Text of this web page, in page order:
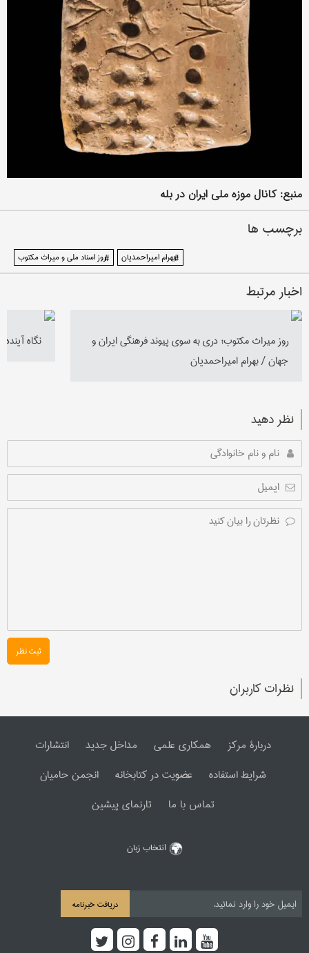
منبع: کانال موزه ملی ایران در بله
برچسب ها
#بهرام امیراحمدیان #روز اسناد ملی و میراث مکتوب
اخبار مرتبط
روز میراث مکتوب؛ دری به سوی پیوند فرهنگی ایران و
جهان / بهرام امیراحمدیان
نگاه
نظر دهید
ثبت نظر
نظرات کاربران
دربارۀ مرکز همکاری علمی مداخل جدید
انتشارات
شرایط استفاده
عضویت در کتابخانه
انجمن حامیان
تماس با ما
تارنمای پیشین
انتخاب زبان
دریافت خبرنامه